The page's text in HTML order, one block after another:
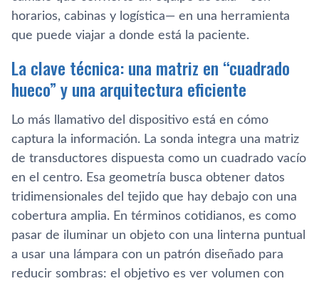
horarios, cabinas y logística— en una herramienta
que puede viajar a donde está la paciente.
La clave técnica: una matriz en “cuadrado
hueco” y una arquitectura eficiente
Lo más llamativo del dispositivo está en cómo
captura la información. La sonda integra una matriz
de transductores dispuesta como un cuadrado vacío
en el centro. Esa geometría busca obtener datos
tridimensionales del tejido que hay debajo con una
cobertura amplia. En términos cotidianos, es como
pasar de iluminar un objeto con una linterna puntual
a usar una lámpara con un patrón diseñado para
reducir sombras: el objetivo es ver volumen con